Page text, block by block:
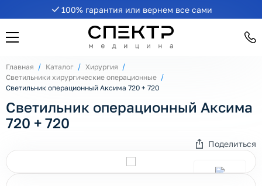
100% гарантия или вернем все сами
Главная Каталог
Хирургия
Светильники хирургические операционные
Светильник операционный Аксима 720 + 720
Светильник операционный Аксима
720 + 720
Поделиться